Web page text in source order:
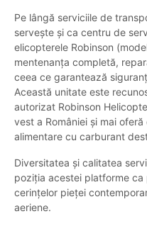
Pe lângă serviciile de
servește și ca centru de
elicopterele Robinson
mentenanța completă,
ceea ce garantează
Această unitate este
autorizat Robinson
vest a României și mai
alimentare cu carburant
Diversitatea și calitatea
poziția acestei platforme
cerințelor pieței
aeriene.